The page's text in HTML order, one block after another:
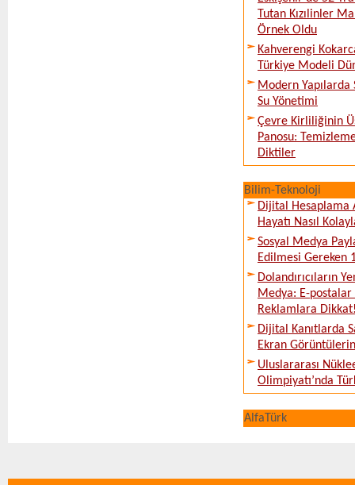
Tutan Kızılinler
Örnek Oldu
Kahverengi
Türkiye Modeli
Modern Yapılarda
Su Yönetimi
Çevre Kirliliğinin
Panosu:
Diktiler
Bilim-Teknoloji
Dijital Hesaplama
Hayatı Nasıl
Sosyal Medya
Edilmesi Gereken
Dolandırıcıların
Medya: E-postalar
Reklamlara
Dijital Kanıtlarda
Ekran
Uluslararası
Olimpiyatı’nda
AlfaTürk